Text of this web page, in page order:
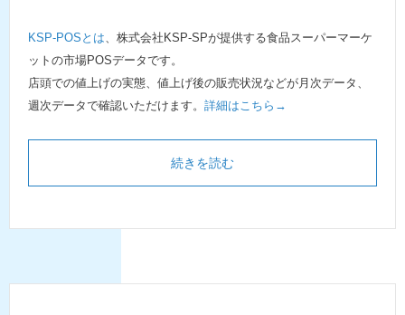
KSP-POSとは、株式会社KSP-SPが提供する食品スーパーマーケ
ットの市場POSデータです。
店頭での値上げの実態、値上げ後の販売状況などが月次データ、
週次データで確認いただけます。 詳細はこちら→
続きを読む